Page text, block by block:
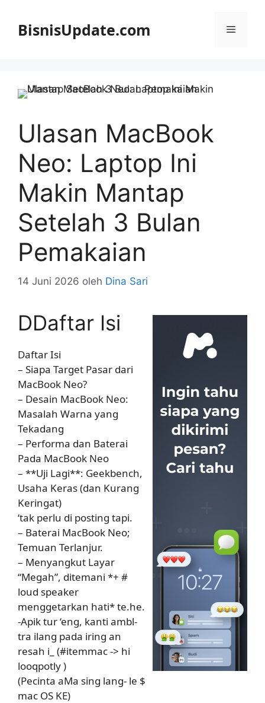
BisnisUpdate.com Menu
Ulasan MacBook
Neo: Laptop Ini
Makin Mantap
Setelah 3 Bulan
Pemakaian
14 Juni 2026 oleh Dina Sari
DDaftar Isi
Daftar Isi
– Siapa Target Pasar dari
MacBook Neo?
– Desain MacBook Neo:
Masalah Warna yang
Tekadang
– Performa dan Baterai
Pada MacBook Neo
– **Uji Lagi**: Geekbench,
Usaha Keras (dan Kurang
Keringat)
‘tak perlu di posting tapi.
– Baterai MacBook Neo;
Temuan Terlanjur.
– Menyangkut Layar
“Megah”, ditemani *+ #
loud speaker
menggetarkan hati* te.he.
-Apik tur ‘eng, kanti ambl-
tra ilang pada iring an
resah i_ (#itemmac -> hi
looqpotly )
(Pecinta aMa sing lang- le $
mac OS KE)